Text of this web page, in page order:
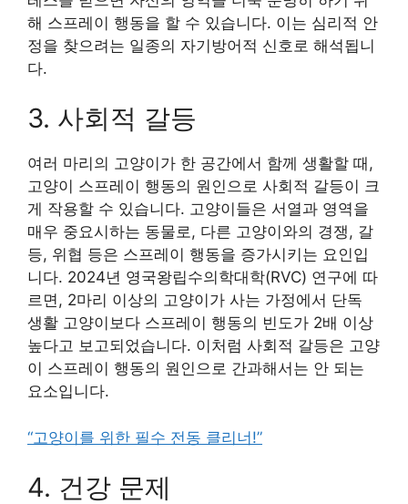
해 스프레이 행동을 할 수 있습니다. 이는 심리적 안
정을 찾으려는 일종의 자기방어적 신호로 해석됩니
다.
3. 사회적 갈등
여러 마리의 고양이가 한 공간에서 함께 생활할 때,
고양이 스프레이 행동의 원인으로 사회적 갈등이 크
게 작용할 수 있습니다. 고양이들은 서열과 영역을
매우 중요시하는 동물로, 다른 고양이와의 경쟁, 갈
등, 위협 등은 스프레이 행동을 증가시키는 요인입
니다. 2024년 영국왕립수의학대학(RVC) 연구에 따
르면, 2마리 이상의 고양이가 사는 가정에서 단독
생활 고양이보다 스프레이 행동의 빈도가 2배 이상
높다고 보고되었습니다. 이처럼 사회적 갈등은 고양
이 스프레이 행동의 원인으로 간과해서는 안 되는
요소입니다.
“고양이를 위한 필수 전동 클리너!”
4. 건강 문제